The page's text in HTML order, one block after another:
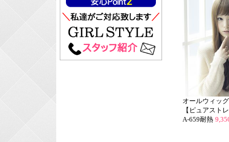
オールウィッグ
【ピュアスト
A-659耐熱